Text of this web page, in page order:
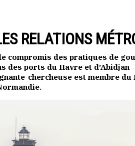
RELATIONS
compromis des pratiques de
des ports du Havre et
chercheuse est membre